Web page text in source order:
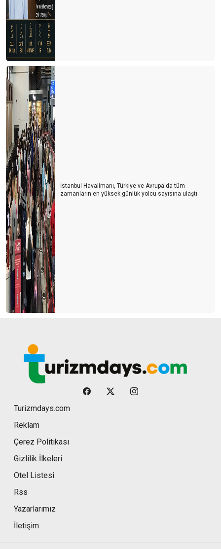
İstanbul Havalimanı, Türkiye ve Avrupa'da tüm
zamanların en yüksek günlük yolcu sayısına ulaştı
Turizmdays.com
Reklam
Çerez Politikası
Gizlilik İlkeleri
Otel Listesi
Rss
Yazarlarımız
İletişim